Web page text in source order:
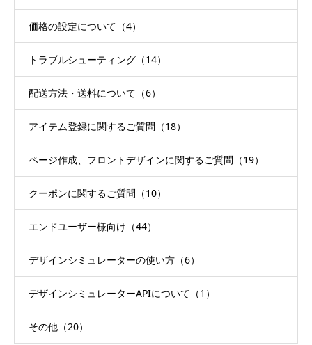
価格の設定について（4）
トラブルシューティング（14）
配送方法・送料について（6）
アイテム登録に関するご質問（18）
ページ作成、フロントデザインに関するご質問（19）
クーポンに関するご質問（10）
エンドユーザー様向け（44）
デザインシミュレーターの使い方（6）
デザインシミュレーターAPIについて（1）
その他（20）